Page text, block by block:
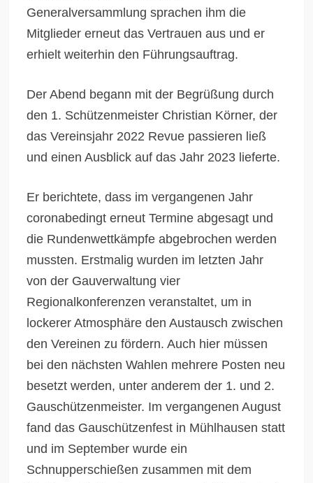
Generalversammlung sprachen ihm die
Mitglieder erneut das Vertrauen aus und er
erhielt weiterhin den Führungsauftrag.
Der Abend begann mit der Begrüßung durch
den 1. Schützenmeister Christian Körner, der
das Vereinsjahr 2022 Revue passieren ließ
und einen Ausblick auf das Jahr 2023 lieferte.
Er berichtete, dass im vergangenen Jahr
coronabedingt erneut Termine abgesagt und
die Rundenwettkämpfe abgebrochen werden
mussten. Erstmalig wurden im letzten Jahr
von der Gauverwaltung vier
Regionalkonferenzen veranstaltet, um in
lockerer Atmosphäre den Austausch zwischen
den Vereinen zu fördern. Auch hier müssen
bei den nächsten Wahlen mehrere Posten neu
besetzt werden, unter anderem der 1. und 2.
Gauschützenmeister. Im vergangenen August
fand das Gauschützenfest in Mühlhausen statt
und im September wurde ein
Schnupperschießen zusammen mit dem